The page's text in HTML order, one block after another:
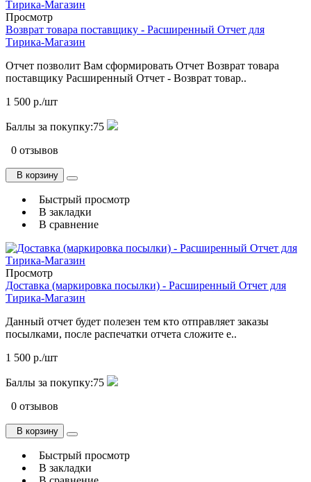
Просмотр
Возврат товара поставщику - Расширенный Отчет для
Тирика-Магазин
Отчет позволит Вам сформировать Отчет Возврат товара
поставщику Расширенный Отчет - Возврат товар..
1 500 р./шт
Баллы за покупку:75
0 отзывов
В корзину
Быстрый просмотр
В закладки
В сравнение
Просмотр
Доставка (маркировка посылки) - Расширенный Отчет для
Тирика-Магазин
Данный отчет будет полезен тем кто отправляет заказы
посылками, после распечатки отчета сложите е..
1 500 р./шт
Баллы за покупку:75
0 отзывов
В корзину
Быстрый просмотр
В закладки